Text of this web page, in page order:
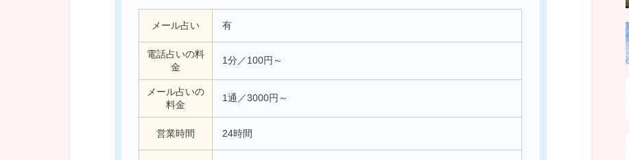
メール占い 有
電話占いの料
金
1分／100円～
メール占いの
料金
1通／3000円～
営業時間 24時間